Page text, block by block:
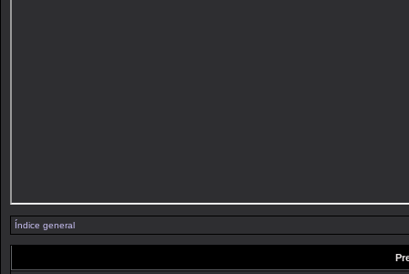
Índice general